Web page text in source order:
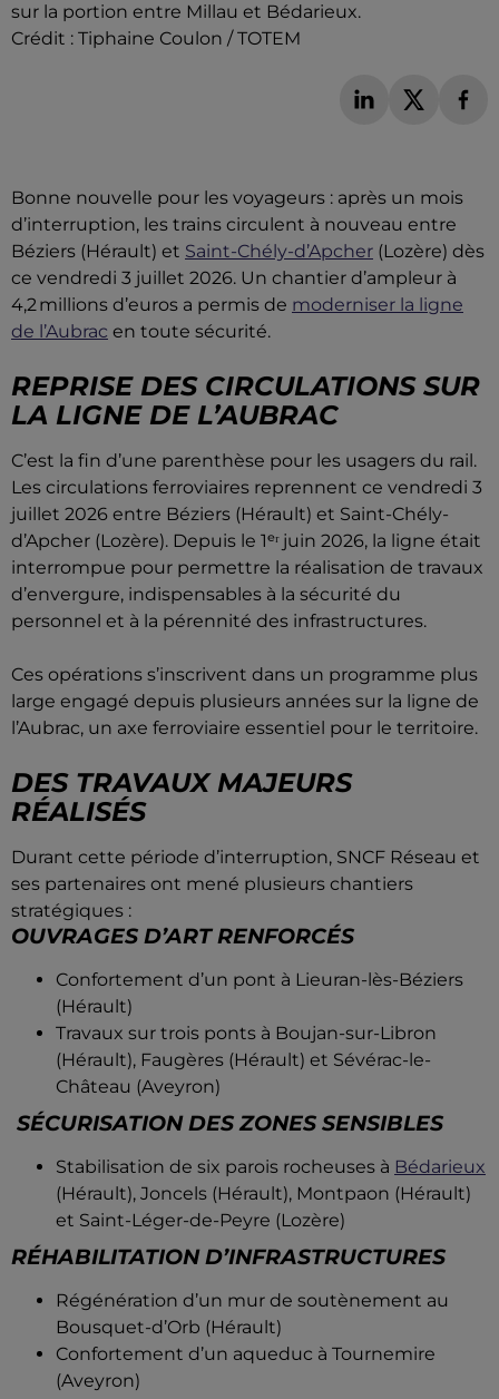
sur la portion entre Millau et Bédarieux.
Crédit : Tiphaine Coulon / TOTEM
Bonne nouvelle pour les voyageurs : après un mois
d’interruption, les trains circulent à nouveau entre
Béziers (Hérault) et Saint-Chély-d’Apcher (Lozère) dès
ce vendredi 3 juillet 2026. Un chantier d’ampleur à
4,2 millions d’euros a permis de moderniser la ligne
de l’Aubrac en toute sécurité.
REPRISE DES CIRCULATIONS SUR
LA LIGNE DE L’AUBRAC
C’est la fin d’une parenthèse pour les usagers du rail.
Les circulations ferroviaires reprennent ce vendredi 3
juillet 2026 entre Béziers (Hérault) et Saint-Chély-
d’Apcher (Lozère). Depuis le 1ᵉʳ juin 2026, la ligne était
interrompue pour permettre la réalisation de travaux
d’envergure, indispensables à la sécurité du
personnel et à la pérennité des infrastructures.
Ces opérations s’inscrivent dans un programme plus
large engagé depuis plusieurs années sur la ligne de
l’Aubrac, un axe ferroviaire essentiel pour le territoire.
DES TRAVAUX MAJEURS
RÉALISÉS
Durant cette période d’interruption, SNCF Réseau et
ses partenaires ont mené plusieurs chantiers
stratégiques :
OUVRAGES D’ART RENFORCÉS
Confortement d’un pont à Lieuran-lès-Béziers
(Hérault)
Travaux sur trois ponts à Boujan-sur-Libron
(Hérault), Faugères (Hérault) et Sévérac-le-
Château (Aveyron)
SÉCURISATION DES ZONES SENSIBLES
Stabilisation de six parois rocheuses à Bédarieux
(Hérault), Joncels (Hérault), Montpaon (Hérault)
et Saint-Léger-de-Peyre (Lozère)
RÉHABILITATION D’INFRASTRUCTURES
Régénération d’un mur de soutènement au
Bousquet-d’Orb (Hérault)
Confortement d’un aqueduc à Tournemire
(Aveyron)